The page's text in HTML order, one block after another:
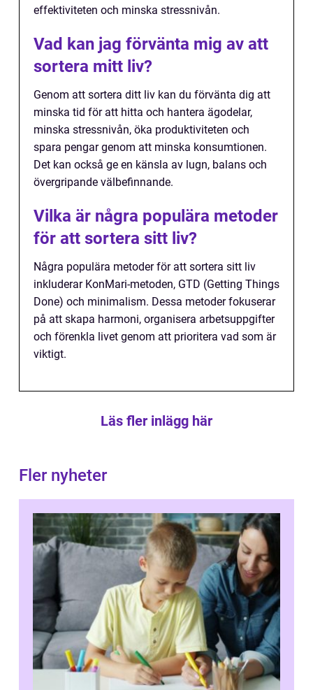
effektiviteten och minska stressnivån.
Vad kan jag förvänta mig av att
sortera mitt liv?
Genom att sortera ditt liv kan du förvänta dig att
minska tid för att hitta och hantera ägodelar,
minska stressnivån, öka produktiviteten och
spara pengar genom att minska konsumtionen.
Det kan också ge en känsla av lugn, balans och
övergripande välbefinnande.
Vilka är några populära metoder
för att sortera sitt liv?
Några populära metoder för att sortera sitt liv
inkluderar KonMari-metoden, GTD (Getting Things
Done) och minimalism. Dessa metoder fokuserar
på att skapa harmoni, organisera arbetsuppgifter
och förenkla livet genom att prioritera vad som är
viktigt.
Läs fler inlägg här
Fler nyheter